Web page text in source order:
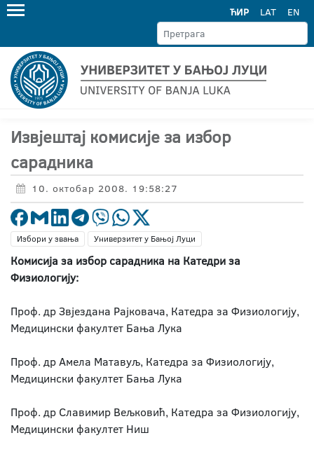
ЋИР LAT EN
Извјештај комисије за избор
сарадника
10. октобар 2008. 19:58:27
Избори у звања Универзитет у Бањој Луци
Комисија за избор сарадника на Катедри за
Физиологију:
Проф. др Звјездана Рајковача, Катедра за Физиологију,
Медицински факултет Бања Лука
Проф. др Амела Матавуљ, Катедра за Физиологију,
Медицински факултет Бања Лука
Проф. др Славимир Вељковић, Катедра за Физиологију,
Медицински факултет Ниш